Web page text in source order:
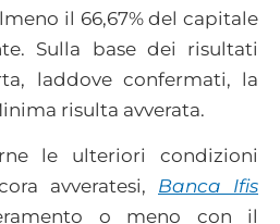
il 66,67% del capitale
Sulla base dei risultati
laddove confermati, la
risulta avverata.
le ulteriori condizioni
avveratesi, Banca Ifis
o meno con il